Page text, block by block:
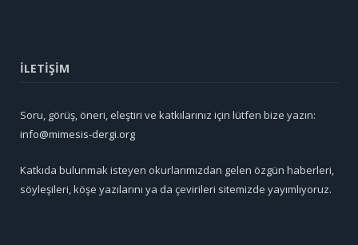
İLETİŞİM
Soru, görüş, öneri, eleştiri ve katkılarınız için lütfen bize yazın:
info@mimesis-dergi.org
Katkıda bulunmak isteyen okurlarımızdan gelen özgün haberleri,
söyleşileri, köşe yazılarını ya da çevirileri sitemizde yayımlıyoruz.